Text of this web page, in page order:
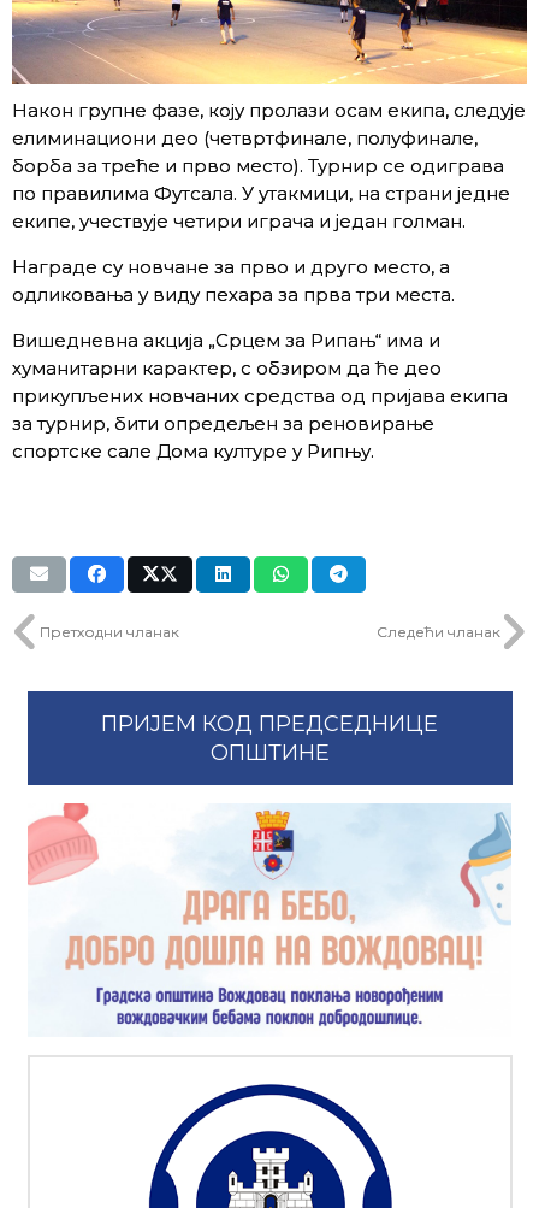
Након групне фазе, коју пролази осам екипа, следује
елиминациони део (четвртфинале, полуфинале,
борба за треће и прво место). Турнир се одиграва
по правилима Футсала. У утакмици, на страни једне
екипе, учествује четири играча и један голман.
Награде су новчане за прво и друго место, а
одликовања у виду пехара за прва три места.
Вишедневна акција „Срцем за Рипањ“ има и
хуманитарни карактер, с обзиром да ће део
прикупљених новчаних средства од пријава екипа
за турнир, бити опредељен за реновирање
спортске сале Дома културе у Рипњу.
Претходни чланак Следећи чланак
ПРИЈЕМ КОД ПРЕДСЕДНИЦЕ
ОПШТИНЕ